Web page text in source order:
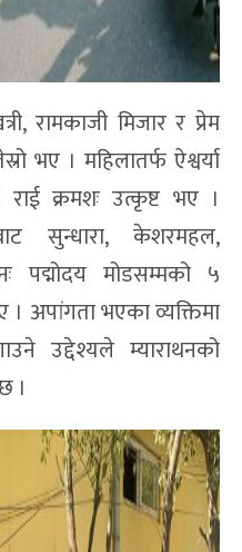
रामकाजी मिजार र प्रेम
भए । महिलातर्फ ऐश्वर्या
क्रमशः उत्कृष्ट भए ।
सुन्धारा, केशरमहल,
पद्मोदय मोडसम्मको ५
। अपांगता भएका व्यक्तिमा
उद्देश्यले म्याराथनको
।